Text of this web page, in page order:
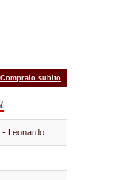
Compralo subito
Leonardo